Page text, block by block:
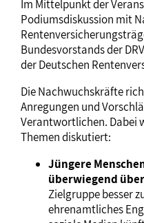
Im Mittelpunkt der
Podiumsdiskussion mit
Bundesvorstands der
der Deutschen
Die Nachwuchskräfte
Anregungen und
Verantwortlichen. Dabei
Themen diskutiert:
Jüngere
überwiegend
Zielgruppe besser
ehrenamtliches